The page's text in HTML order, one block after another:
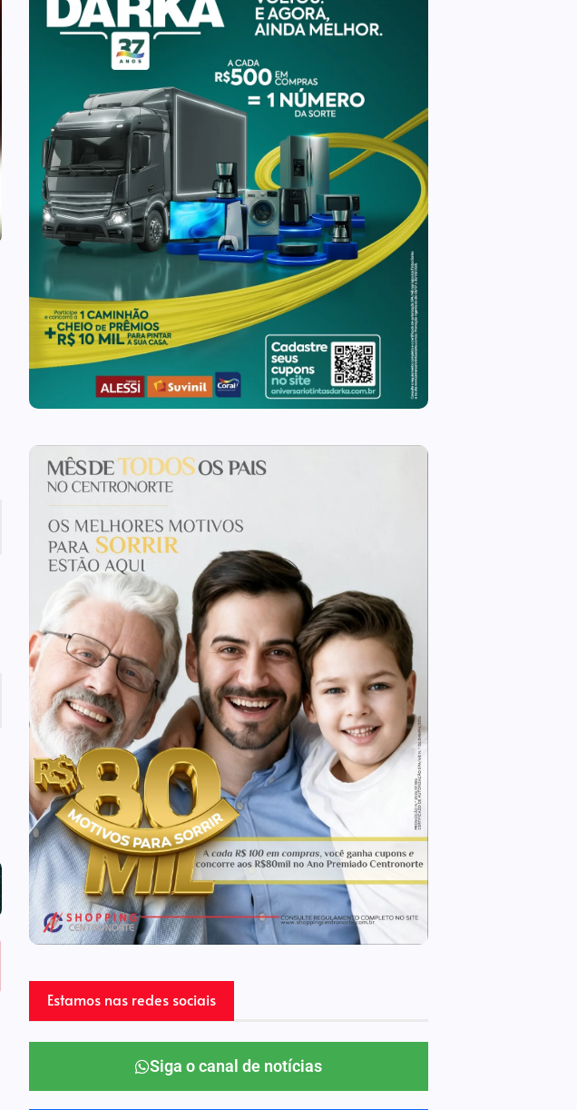
Estamos nas redes sociais
Siga o canal de notícias